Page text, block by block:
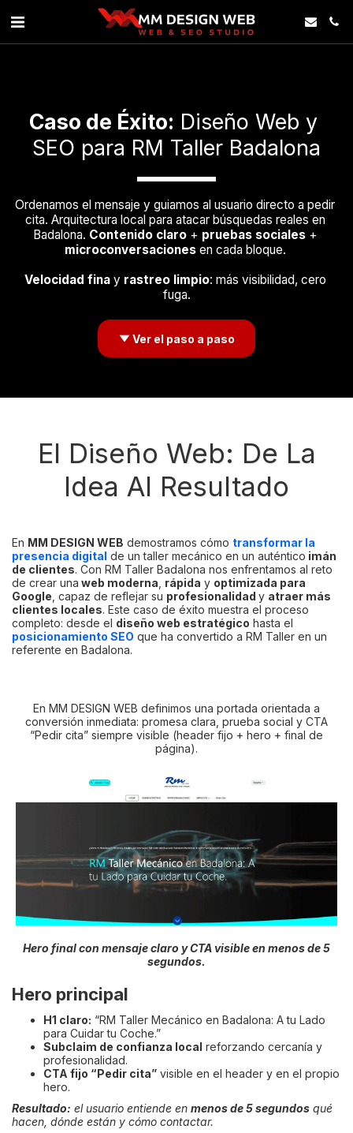
Caso de Éxito: Diseño Web y
SEO para RM Taller Badalona
Ordenamos el mensaje y guiamos al usuario directo a pedir
cita. Arquitectura local para atacar búsquedas reales en
Badalona. Contenido claro + pruebas sociales
microconversaciones en cada bloque.
Velocidad fina y rastreo limpio: más visibilidad, cero
fuga.
Ver el paso a paso
El Diseño Web: De La
Idea Al Resultado
En MM DESIGN WEB demostramos cómo transformar la
presencia digital de un taller mecánico en un auténtico imán
de clientes. Con RM Taller Badalona nos enfrentamos al reto
de crear una web moderna rápida y optimizada para
Google , capaz de reflejar su profesionalidad y atraer más
clientes locales. Este caso de éxito muestra el proceso
completo: desde el diseño web estratégico hasta el
posicionamiento SEO que ha convertido a RM Taller en un
referente en Badalona.
En MM DESIGN WEB definimos una portada orientada a
conversión inmediata: promesa clara, prueba social y CTA
“Pedir cita” siempre visible (header fijo + hero + final de
página).
Hero final con mensaje claro y CTA visible en menos de 5
segundos.
Hero principal
H1 claro: “RM Taller Mecánico en Badalona: A tu Lado
para Cuidar tu Coche.”
Subclaim de confianza local reforzando cercanía y
profesionalidad.
CTA fijo “Pedir cita” visible en el header y en el propio
hero.
Resultado: el usuario entiende en menos de 5 segundos qué
hacen, dónde están y cómo contactar.